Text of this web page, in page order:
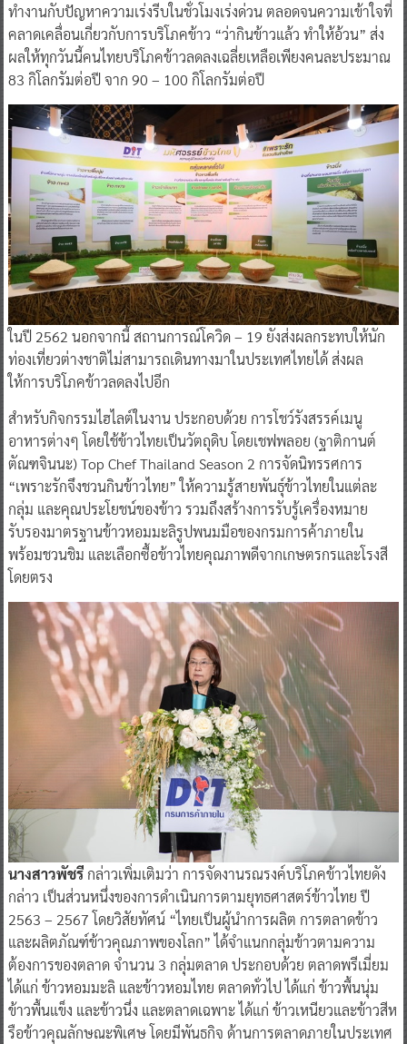
ทำงานกับปัญหาความเร่งรีบในชั่วโมงเร่งด่วน ตลอดจนความเข้าใจที่
คลาดเคลื่อนเกี่ยวกับการบริโภคข้าว “ว่ากินข้าวแล้ว ทำให้อ้วน” ส่ง
ผลให้ทุกวันนี้คนไทยบริโภคข้าวลดลงเฉลี่ยเหลือเพียงคนละประมาณ
83 กิโลกรัมต่อปี จาก 90 – 100 กิโลกรัมต่อปี
ในปี 2562 นอกจากนี้ สถานการณ์โควิด – 19 ยังส่งผลกระทบให้นัก
ท่องเที่ยวต่างชาติไม่สามารถเดินทางมาในประเทศไทยได้ ส่งผล
ให้การบริโภคข้าวลดลงไปอีก
สำหรับกิจกรรมไฮไลต์ในงาน ประกอบด้วย การโชว์รังสรรค์เมนู
อาหารต่างๆ โดยใช้ข้าวไทยเป็นวัตถุดิบ โดยเชฟพลอย (ฐาติกานต์
ตัณฑจินนะ) Top Chef Thailand Season 2 การจัดนิทรรศการ
“เพราะรักจึงชวนกินข้าวไทย” ให้ความรู้สายพันธุ์ข้าวไทยในแต่ละ
กลุ่ม และคุณประโยชน์ของข้าว รวมถึงสร้างการรับรู้เครื่องหมาย
รับรองมาตรฐานข้าวหอมมะลิรูปพนมมือของกรมการค้าภายใน
พร้อมชวนชิม และเลือกซื้อข้าวไทยคุณภาพดีจากเกษตรกรและโรงสี
โดยตรง
นางสาวพัชรีกล่าวเพิ่มเติมว่า การจัดงานรณรงค์บริโภคข้าวไทยดัง
กล่าว เป็นส่วนหนึ่งของการดำเนินการตามยุทธศาสตร์ข้าวไทย ปี
2563 – 2567 โดยวิสัยทัศน์ “ไทยเป็นผู้นำการผลิต การตลาดข้าว
และผลิตภัณฑ์ข้าวคุณภาพของโลก” ได้จำแนกกลุ่มข้าวตามความ
ต้องการของตลาด จำนวน 3 กลุ่มตลาด ประกอบด้วย ตลาดพรีเมี่ยม
ได้แก่ ข้าวหอมมะลิ และข้าวหอมไทย ตลาดทั่วไป ได้แก่ ข้าวพื้นนุ่ม
ข้าวพื้นแข็ง และข้าวนึ่ง และตลาดเฉพาะ ได้แก่ ข้าวเหนียวและข้าวสีห
รือข้าวคุณลักษณะพิเศษ โดยมีพันธกิจ ด้านการตลาดภายในประเทศ